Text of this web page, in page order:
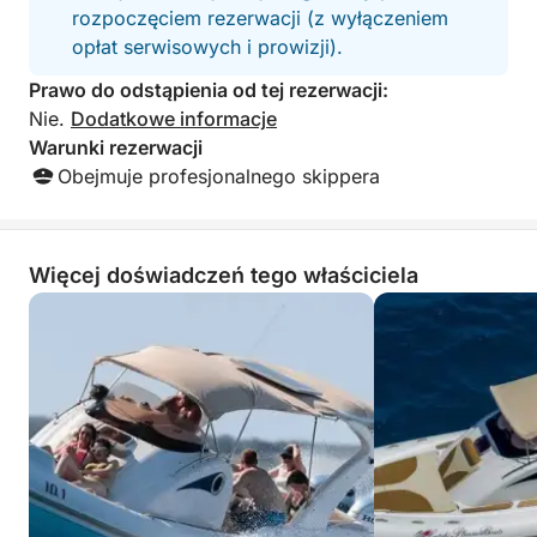
kamizelki ratunkowe i apteczkę pierwszej pomocy.
W razie pytań prosimy o kontakt za pośrednictwem
Click&Boat!
rozpoczęciem rezerwacji (z wyłączeniem
opłat serwisowych i prowizji).
Prawo do odstąpienia od tej rezerwacji:
Nie. Dodatkowe informacje
Warunki rezerwacji
Obejmuje profesjonalnego skippera
Więcej doświadczeń tego właściciela